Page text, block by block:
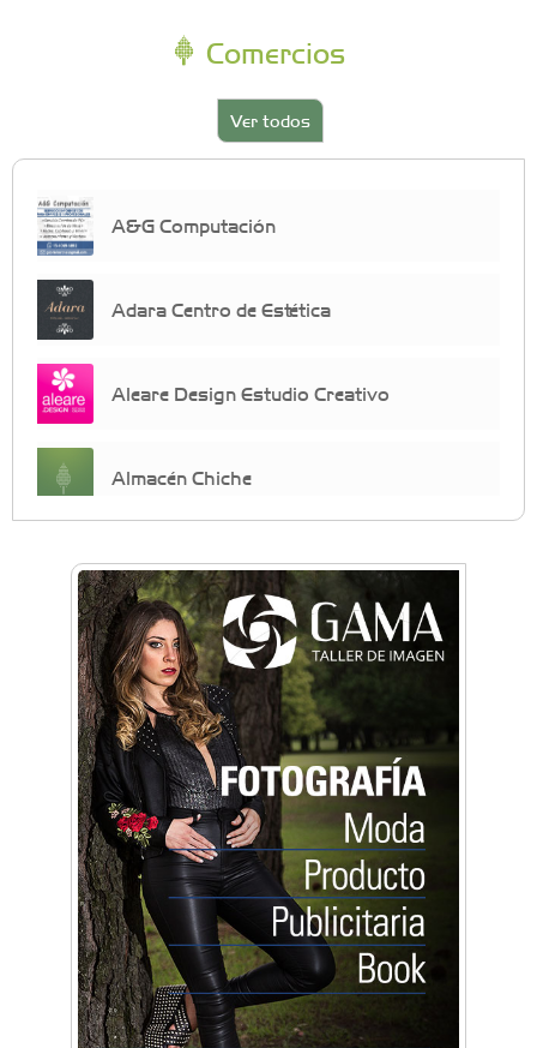
Comercios
Ver todos
A&G Computación
Adara Centro de Estética
Aleare Design Estudio Creativo
Almacén Chiche
crecimiento personal
Arq. Horacio Alejandro Sánchez
Artística ApasionArte
Artística Catalina
Artística Veral
BAIC Ramos Mejía